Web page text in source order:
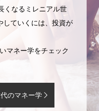
くなるミレニアル世
していくには、投資が
マネー学をチェック
のマネー学